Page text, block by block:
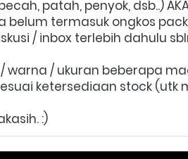
pecah, patah, penyok, dsb..)
termasuk ongkos
/ inbox terlebih dahulu
warna / ukuran beberapa
ketersediaan stock (utk
:)